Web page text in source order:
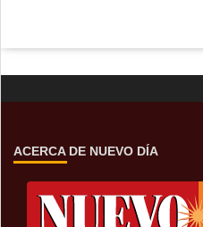
ACERCA DE NUEVO DÍA